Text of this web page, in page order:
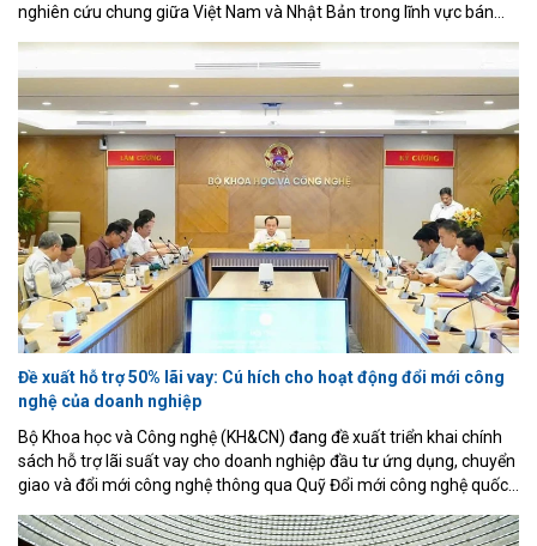
nghiên cứu chung giữa Việt Nam và Nhật Bản trong lĩnh vực bán
song phương sang triển khai các dự án nghiên cứu chung, góp
phần thúc đẩy làm chủ công nghệ lõi và phát triển hệ sinh thái bán
dẫn Việt Nam.
Đề xuất hỗ trợ 50% lãi vay: Cú hích cho hoạt động đổi mới công
nghệ của doanh nghiệp
Bộ Khoa học và Công nghệ (KH&CN) đang đề xuất triển khai chính
sách hỗ trợ lãi suất vay cho doanh nghiệp đầu tư ứng dụng, chuyển
giao và đổi mới công nghệ thông qua Quỹ Đổi mới công nghệ quốc
Nhà nước hỗ trợ 50% lãi suất vay theo hợp đồng tín dụng, với mức